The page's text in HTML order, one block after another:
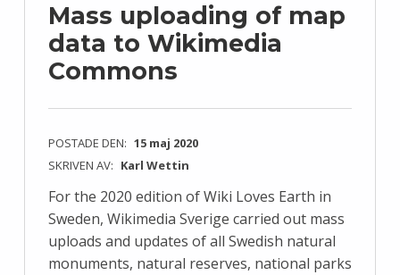
Mass uploading of map
data to Wikimedia
Commons
POSTADE DEN: 15 maj 2020
SKRIVEN AV: Karl Wettin
For the 2020 edition of Wiki Loves Earth in
Sweden, Wikimedia Sverige carried out mass
uploads and updates of all Swedish natural
monuments, natural reserves, national parks